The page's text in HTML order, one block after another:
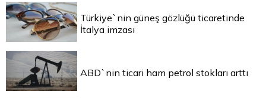
Türkiye`nin güneş gözlüğü ticaretinde
İtalya imzası
ABD`nin ticari ham petrol stokları arttı